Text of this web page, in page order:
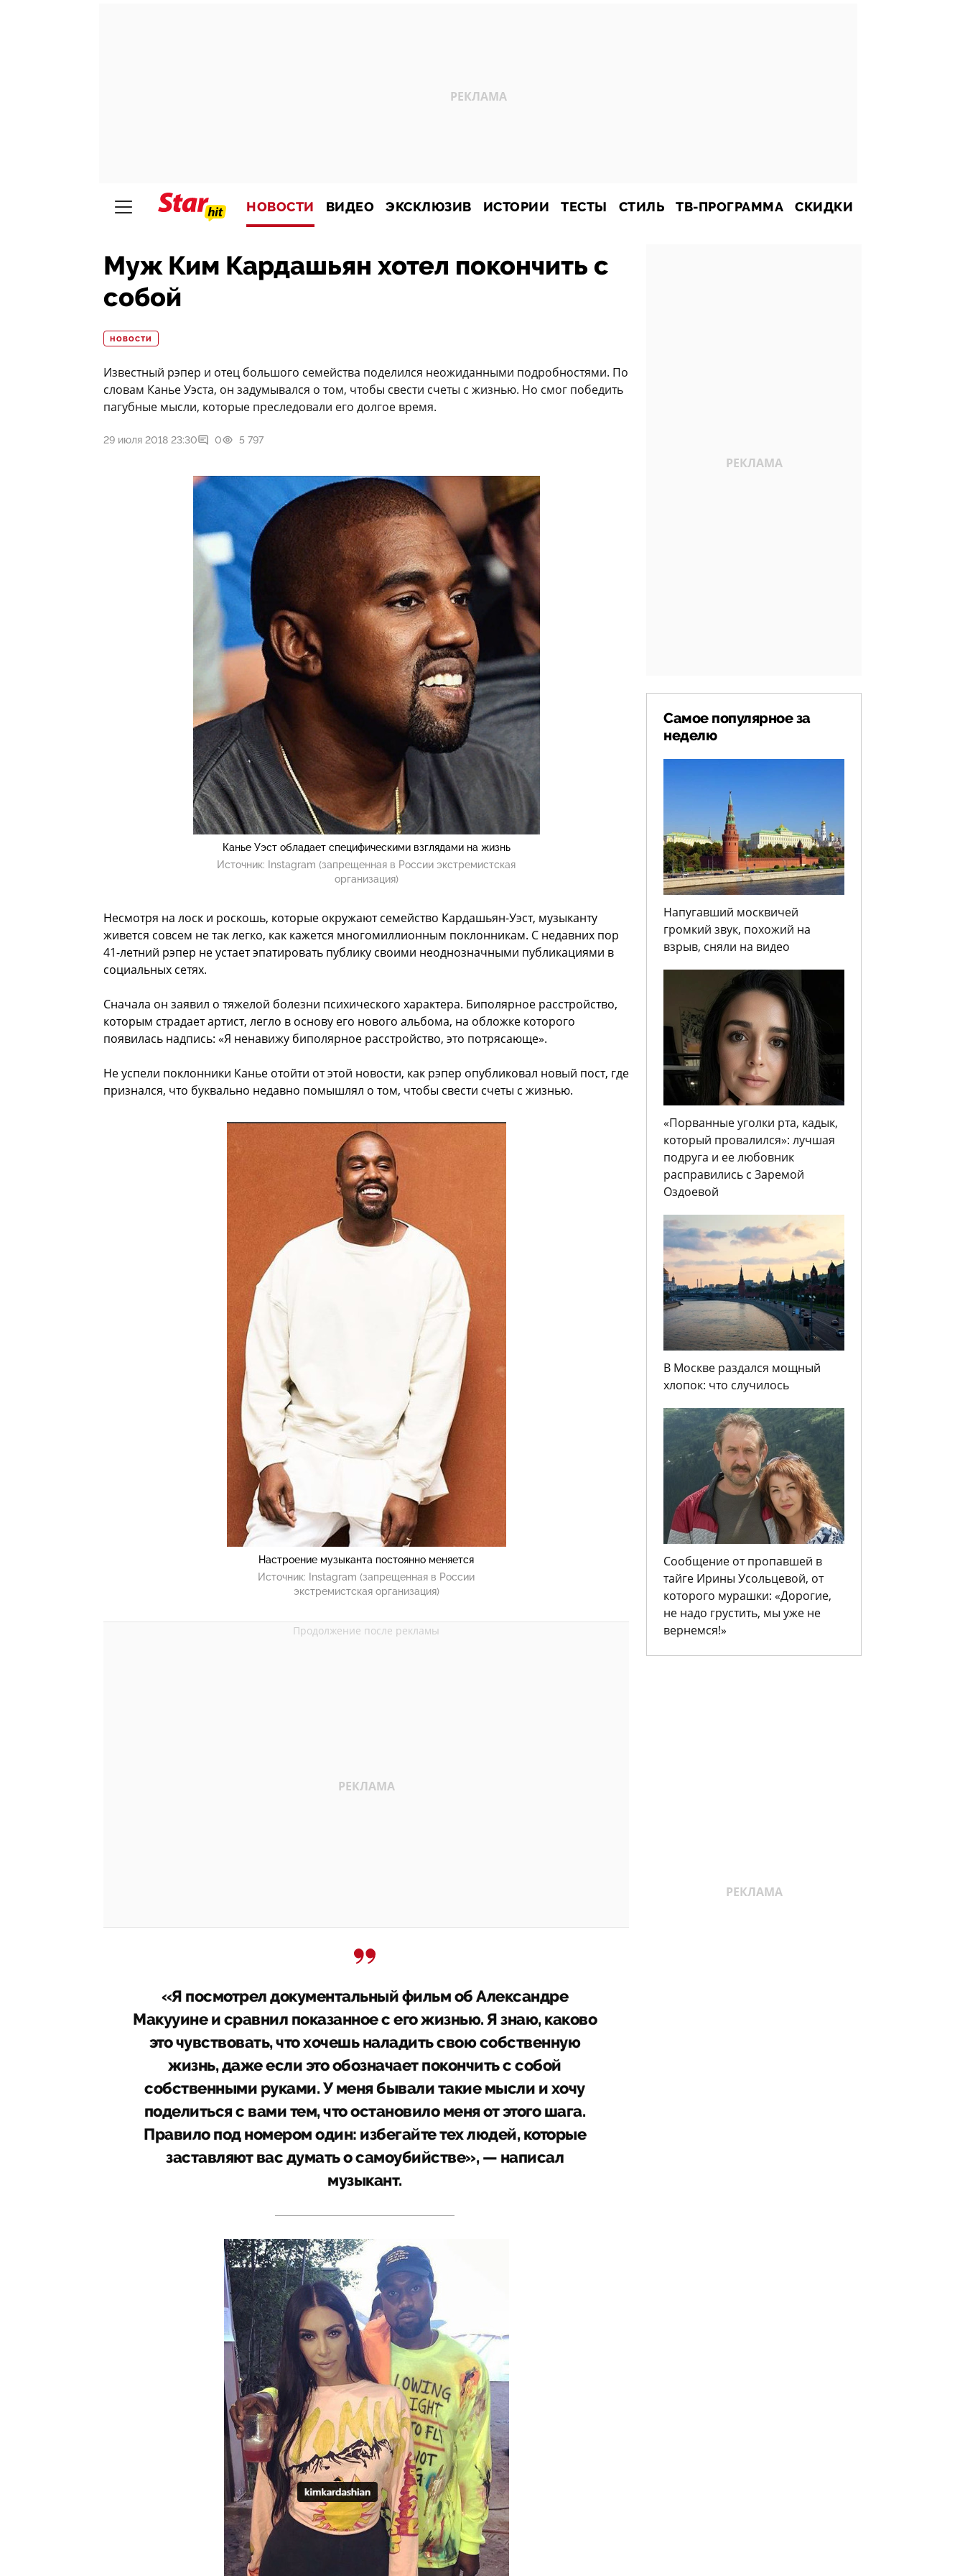
НОВОСТИ ВИДЕО ЭКСКЛЮЗИВ ИСТОРИИ ТЕСТЫ СТИЛЬ ТВ-ПРОГРАММА СКИДКИ
Муж Ким Кардашьян хотел покончить с
собой
НОВОСТИ
Известный рэпер и отец большого семейства поделился неожиданными подробностями. По
словам Канье Уэста, он задумывался о том, чтобы свести счеты с жизнью. Но смог победить
пагубные мысли, которые преследовали его долгое время.
29 июля 2018 23:30 0 5 797
Канье Уэст обладает специфическими взглядами на жизнь
Источник:
Instagram (запрещенная в России экстремистская
организация)
Несмотря на лоск и роскошь, которые окружают семейство Кардашьян-Уэст, музыканту
живется совсем не так легко, как кажется многомиллионным поклонникам. С недавних пор
41-летний рэпер не устает эпатировать публику своими неоднозначными публикациями в
социальных сетях.
Сначала он заявил о тяжелой болезни психического характера. Биполярное расстройство,
которым страдает артист, легло в основу его нового альбома, на обложке которого
появилась надпись: «Я ненавижу биполярное расстройство, это потрясающе».
Не успели поклонники Канье отойти от этой новости, как рэпер опубликовал новый пост, где
признался, что буквально недавно помышлял о том, чтобы свести счеты с жизнью.
Настроение музыканта постоянно меняется
Источник:
Instagram (запрещенная в России
экстремистская организация)
«Я посмотрел документальный фильм об Александре
Макууине и сравнил показанное с его жизнью. Я знаю, каково
это чувствовать, что хочешь наладить свою собственную
жизнь, даже если это обозначает покончить с собой
собственными руками. У меня бывали такие мысли и хочу
поделиться с вами тем, что остановило меня от этого шага.
Правило под номером один: избегайте тех людей, которые
заставляют вас думать о самоубийстве», — написал
музыкант.
Самое популярное за
неделю
Напугавший москвичей
громкий звук, похожий на
взрыв, сняли на видео
«Порванные уголки рта, кадык,
который провалился»: лучшая
подруга и ее любовник
расправились с Заремой
Оздоевой
В Москве раздался мощный
хлопок: что случилось
Сообщение от пропавшей в
тайге Ирины Усольцевой, от
которого мурашки: «Дорогие,
не надо грустить, мы уже не
вернемся!»